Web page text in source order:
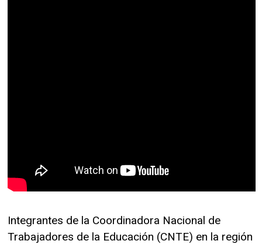
Integrantes de la Coordinadora Nacional de
Trabajadores de la Educación (CNTE) en la región